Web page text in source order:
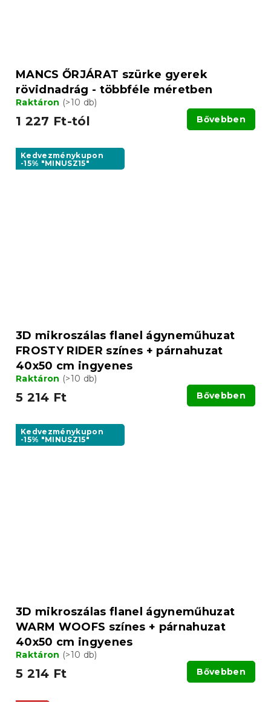
MANCS ŐRJÁRAT szürke gyerek
rövidnadrág - többféle méretben
Raktáron (>10 db)
1 227 Ft-tól Bővebben
Kedvezménykupon
-15% "MINUSZ15"
3D mikroszálas flanel ágyneműhuzat
FROSTY RIDER színes + párnahuzat
40x50 cm ingyenes
Raktáron (>10 db)
5 214 Ft Bővebben
Kedvezménykupon
-15% "MINUSZ15"
3D mikroszálas flanel ágyneműhuzat
WARM WOOFS színes + párnahuzat
40x50 cm ingyenes
Raktáron (>10 db)
5 214 Ft Bővebben